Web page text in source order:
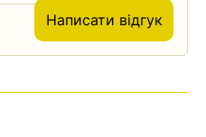
Написати відгук